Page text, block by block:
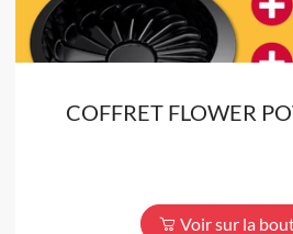
COFFRET FLOWER
Voir sur la